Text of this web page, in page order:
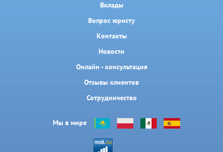
Вклады
Вопрос юристу
Контакты
Новости
Онлайн - консультация
Отзывы клиентов
Сотрудничество
Мы в мире